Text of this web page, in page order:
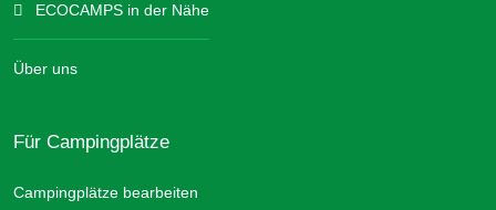
ECOCAMPS in der Nähe
Über uns
Für Campingplätze
Campingplätze bearbeiten